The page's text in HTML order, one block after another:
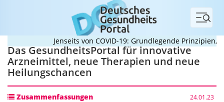
Menü
Jenseits von COVID-19: Grundlegende Prinzipien, die
Das GesundheitsPortal für innovative
Arzneimittel, neue Therapien und neue
Heilungschancen
Zusammenfassungen 24.01.23